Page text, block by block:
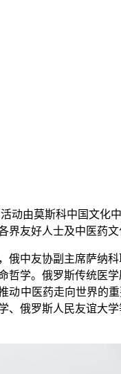
由莫斯科中国文化
友好人士及中医药文
中友协副主席萨纳科
学。俄罗斯传统医
中医药走向世界的
俄罗斯人民友谊大